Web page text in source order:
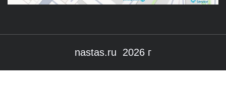
nastas.ru 2026 г